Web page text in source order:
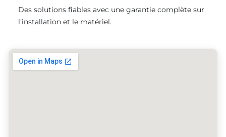
Des solutions fiables avec une garantie complète sur
l'installation et le matériel.